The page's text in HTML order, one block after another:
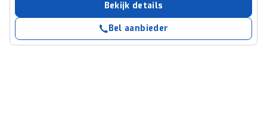
Bekijk details
Bel aanbieder